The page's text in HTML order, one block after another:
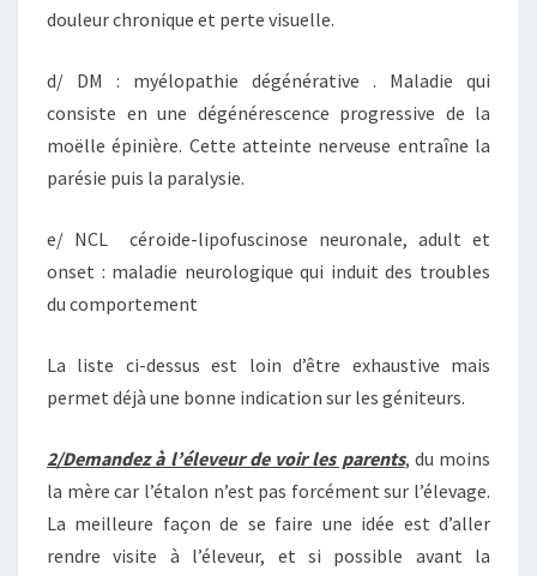
douleur chronique et perte visuelle.
d/ DM : myélopathie dégénérative . Maladie qui
consiste en une dégénérescence progressive de la
moëlle épinière. Cette atteinte nerveuse entraîne la
parésie puis la paralysie.
e/ NCL céroide-lipofuscinose neuronale, adult et
onset : maladie neurologique qui induit des troubles
du comportement
La liste ci-dessus est loin d’être exhaustive mais
permet déjà une bonne indication sur les géniteurs.
2/Demandez à l’éleveur de voir les parents, du moins
la mère car l’étalon n’est pas forcément sur l’élevage.
La meilleure façon de se faire une idée est d’aller
rendre visite à l’éleveur, et si possible avant la